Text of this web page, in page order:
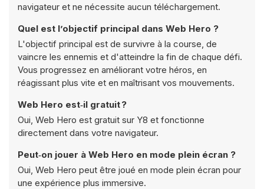
navigateur et ne nécessite aucun téléchargement.
Quel est l’objectif principal dans Web Hero ?
L'objectif principal est de survivre à la course, de
vaincre les ennemis et d'atteindre la fin de chaque défi.
Vous progressez en améliorant votre héros, en
réagissant plus vite et en maîtrisant vos mouvements.
Web Hero est‑il gratuit ?
Oui, Web Hero est gratuit sur Y8 et fonctionne
directement dans votre navigateur.
Peut‑on jouer à Web Hero en mode plein écran ?
Oui, Web Hero peut être joué en mode plein écran pour
une expérience plus immersive.